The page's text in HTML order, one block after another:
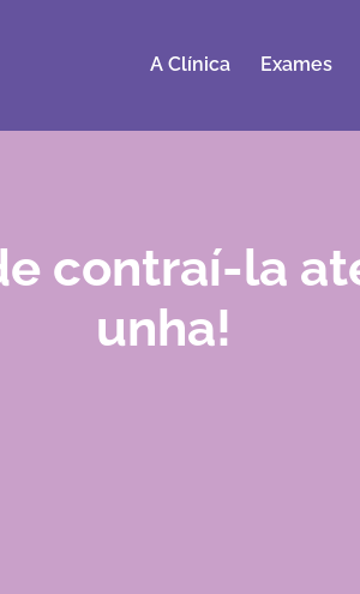
A Clínica Exames
contraí-la
unha!